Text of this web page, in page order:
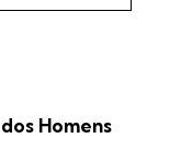
Homens